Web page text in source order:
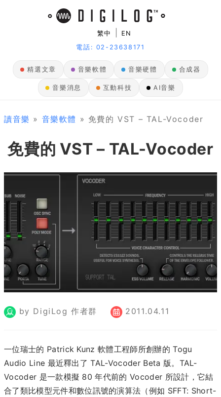
繁中
EN
電話: 02-23638171
精選文章 音樂軟體 音樂硬體 合成器
音樂消息 互動科技 AI音樂
讀音樂 » 音樂軟體 » 免費的 VST – TAL-Vocoder
免費的 VST – TAL-Vocoder
by DigiLog 作者群 2011.04.11
一位瑞士的 Patrick Kunz 軟體工程師所創辦的 Togu
Audio Line 最近釋出了 TAL-Vocoder Beta 版。TAL-
Vocoder 是一款模擬 80 年代前的 Vocoder 所設計，它結
合了類比模型元件和數位訊號的演算法（例如 SFFT: Short-